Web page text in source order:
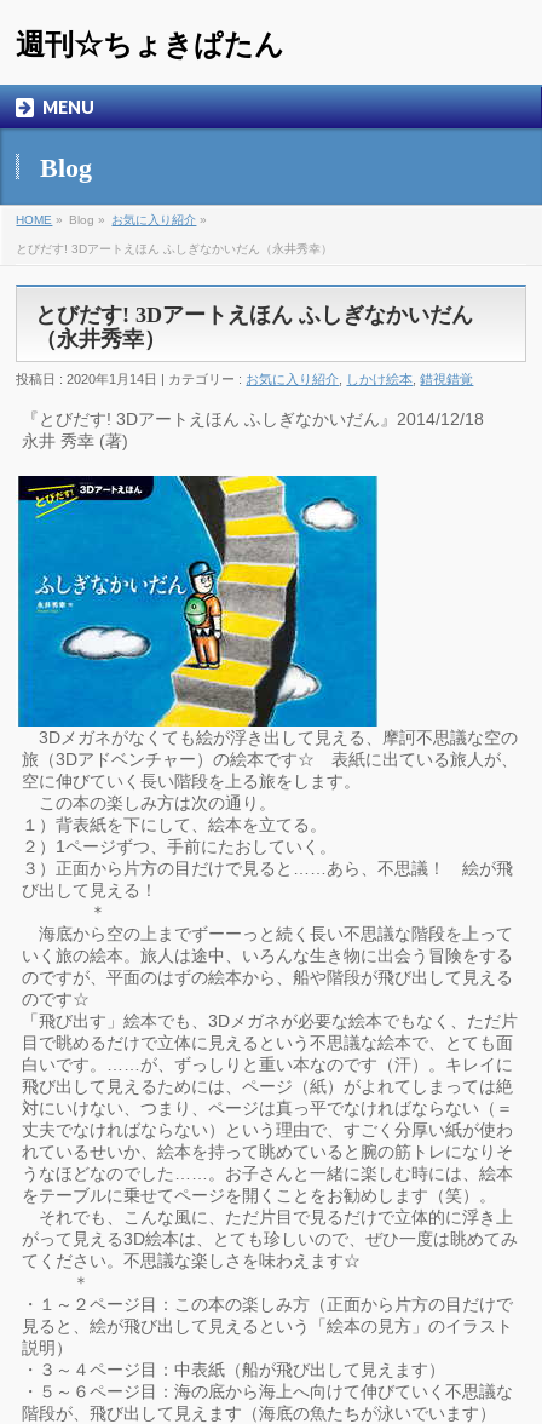
週刊☆ちょきぱたん
MENU
Blog
HOME » Blog » お気に入り紹介 »
とびだす! 3Dアートえほん ふしぎなかいだん（永井秀幸）
とびだす! 3Dアートえほん ふしぎなかいだん
（永井秀幸）
投稿日 : 2020年1月14日 | カテゴリー : お気に入り紹介 しかけ絵本 ,錯視錯覚
『とびだす! 3Dアートえほん ふしぎなかいだん』2014/12/18
永井 秀幸 (著)
3Dメガネがなくても絵が浮き出して見える、摩訶不思議な空の
旅（3Dアドベンチャー）の絵本です☆ 表紙に出ている旅人が、
空に伸びていく長い階段を上る旅をします。
この本の楽しみ方は次の通り。
１）背表紙を下にして、絵本を立てる。
２）1ページずつ、手前にたおしていく。
３）正面から片方の目だけで見ると……あら、不思議！ 絵が飛
び出して見える！
＊
海底から空の上までずーーっと続く長い不思議な階段を上って
いく旅の絵本。旅人は途中、いろんな生き物に出会う冒険をする
のですが、平面のはずの絵本から、船や階段が飛び出して見える
のです☆
「飛び出す」絵本でも、3Dメガネが必要な絵本でもなく、ただ片
目で眺めるだけで立体に見えるという不思議な絵本で、とても面
白いです。……が、ずっしりと重い本なのです（汗）。キレイに
飛び出して見えるためには、ページ（紙）がよれてしまっては絶
対にいけない、つまり、ページは真っ平でなければならない（＝
丈夫でなければならない）という理由で、すごく分厚い紙が使わ
れているせいか、絵本を持って眺めていると腕の筋トレになりそ
うなほどなのでした……。お子さんと一緒に楽しむ時には、絵本
をテーブルに乗せてページを開くことをお勧めします（笑）。
それでも、こんな風に、ただ片目で見るだけで立体的に浮き上
がって見える3D絵本は、とても珍しいので、ぜひ一度は眺めてみ
てください。不思議な楽しさを味わえます☆
＊
・１～２ページ目：この本の楽しみ方（正面から片方の目だけで
見ると、絵が飛び出して見えるという「絵本の見方」のイラスト
説明）
・３～４ページ目：中表紙（船が飛び出して見えます）
・５～６ページ目：海の底から海上へ向けて伸びていく不思議な
階段が、飛び出して見えます（海底の魚たちが泳いでいます）